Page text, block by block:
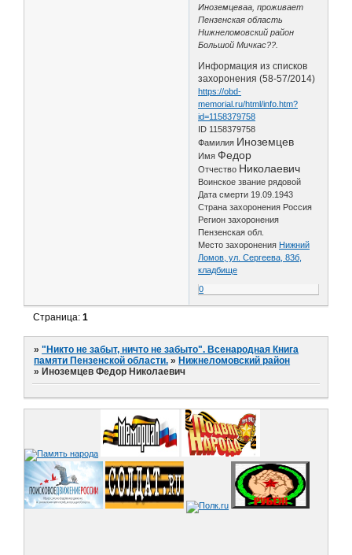
Иноземцеваа, проживает
Пензенская область
Нижнеломовский район
Большой Мичкас??.
Информация из списков
захоронения (58-57/2014)
https://obd-
memorial.ru/html/info.htm?
id=1158379758
ID 1158379758
Фамилия Иноземцев
ИмяФедор
Отчество Николаевич
Воинское звание рядовой
Дата смерти 19.09.1943
Страна захоронения Россия
Регион захоронения
Пензенская обл.
Место захоронения Нижний
Ломов, ул. Сергеева, 83б,
кладбище
0
Страница:1
»"Никто не забыт, ничто не забыто". Всенародная Книга
памяти Пензенской области. » Нижнеломовский район
» Иноземцев Федор Николаевич